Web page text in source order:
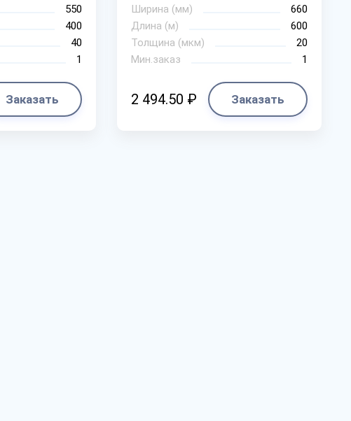
550
400
40
1
Заказать
Ширина (мм)
660
Длина (м)
600
Толщина (мкм)
20
Мин.заказ
1
2 494.50 ₽ Заказать